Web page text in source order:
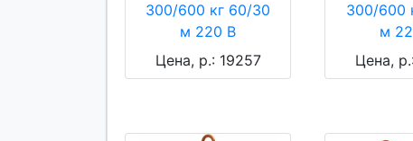
300/600 кг 60/30
м 220 В
Цена, р.: 19257
300/600
м
Цена,